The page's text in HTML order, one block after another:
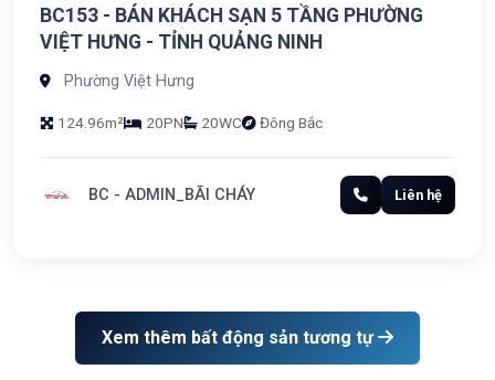
BC153 - BÁN KHÁCH SẠN 5 TẦNG PHƯỜNG
VIỆT HƯNG - TỈNH QUẢNG NINH
Phường Việt Hưng
124.96m² 20PN 20WC Đông Bắc
BC - ADMIN_BÃI CHÁY Liên hệ
Xem thêm bất động sản tương tự